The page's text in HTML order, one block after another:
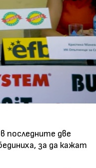
последните две
за да кажат